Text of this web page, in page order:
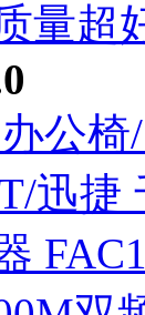
公椅